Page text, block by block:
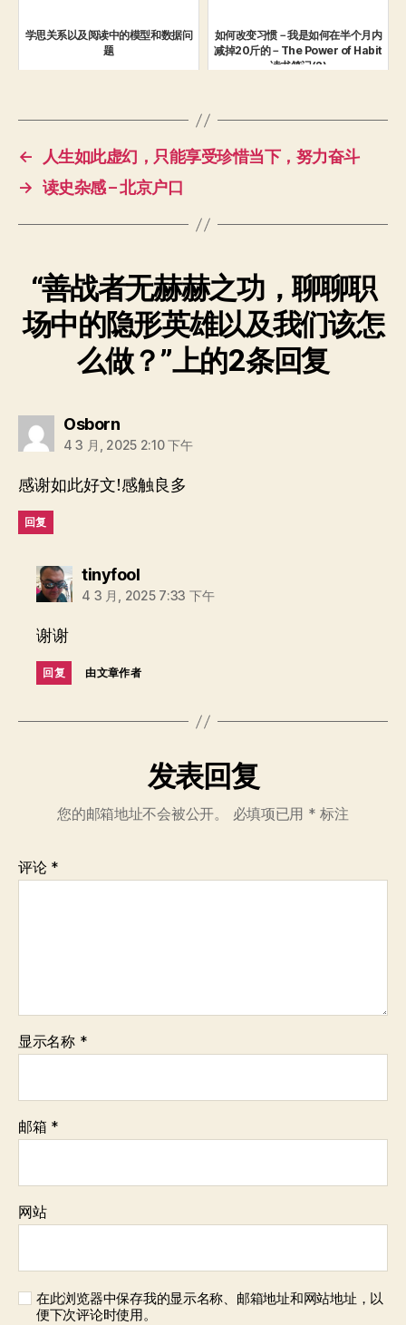
学思关系以及阅读中的模型和数据问
题
如何改变习惯－我是如何在半个月内
减掉20斤的－The Power of Habit
读书笔记(2)
←
人生如此虚幻，只能享受珍惜当下，努力奋斗
→ 读史杂感 – 北京户口
“善战者无赫赫之功，聊聊职
场中的隐形英雄以及我们该怎
么做？”上的2条回复
Osborn说：
4 3 月, 2025 2:10 下午
感谢如此好文!感触良多
回复
tinyfool说：
4 3 月, 2025 7:33 下午
谢谢
回复 由文章作者
发表回复
您的邮箱地址不会被公开。 必填项已用 * 标注
评论 *
显示名称 *
邮箱 *
网站
在此浏览器中保存我的显示名称、邮箱地址和网站地址，以
便下次评论时使用。